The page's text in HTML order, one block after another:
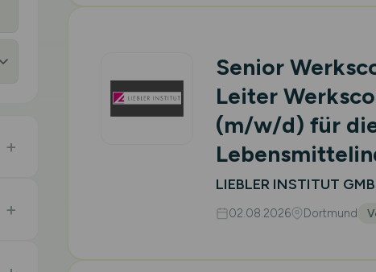
Senior
Leiter
(m/w/d) für
LIEBLER INSTITUT
02.08.2026 Dortmund